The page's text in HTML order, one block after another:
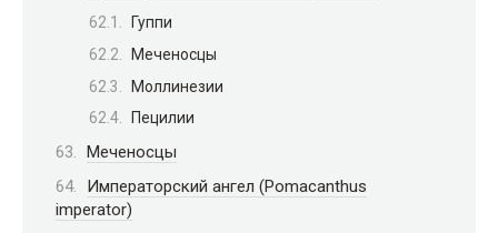
Гуппи
Меченосцы
Моллинезии
Пецилии
Меченосцы
Императорский ангел (Pomacanthus
imperator)